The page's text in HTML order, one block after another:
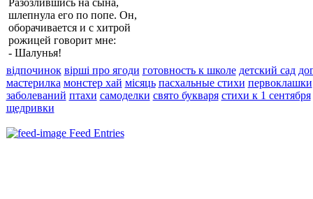
Разозлившись на сына,
шлепнула его по попе. Он,
оборачивается и с хитрой
рожицей говорит мне:
- Шалунья!
відпочинок вірші про ягоди готовность к школе детский сад
мастерилка монстер хай місяць пасхальные стихи первоклашки
заболеваний птахи самоделки свято букваря стихи к 1 сентября
щедривки
Feed Entries